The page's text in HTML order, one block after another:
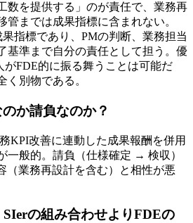
数を​提供する」のが​責任で、​業務再
管までは​成果指標に​含まれない。​
指標であり、​PMの​判断、​業務担当
基準まで​自分の​責任と​して​担う。​優
が​FDE的に​振る​舞う​ことは​可能だ
く​別物である。
か請負なのか？
KPI改善に​連動した​成果報酬を​併用
一般的。​請負​（仕様確定 → 検収）
（業務再設計を​含む）​と​相性が​悪
の​​組み合わせより​​FDEの​​